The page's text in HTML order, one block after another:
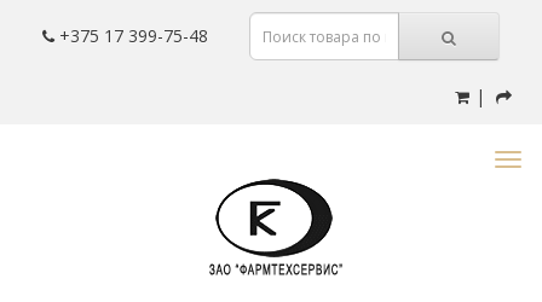
+375 17 399-75-48
|